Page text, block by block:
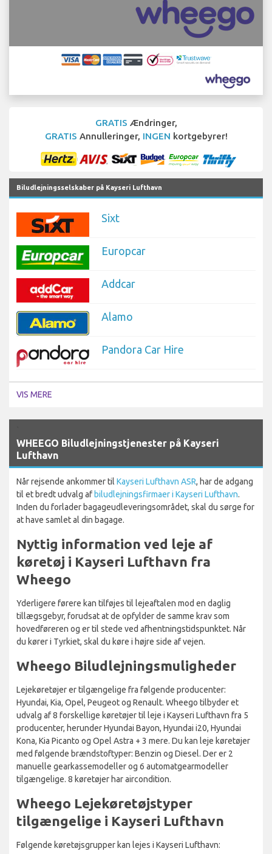
GRATIS Ændringer,
GRATIS Annulleringer, INGEN kortgebyrer!
Biludlejningsselskaber på Kayseri Lufthavn
Sixt
Europcar
Addcar
Alamo
Pandora Car Hire
VIS MERE
WHEEGO Biludlejningstjenester på Kayseri
Lufthavn
Når rejsende ankommer til Kayseri Lufthavn ASR, har de adgang
til et bredt udvalg afbiludlejningsfirmaer i Kayseri Lufthavn.
Inden du forlader bagageudleveringsområdet, skal du sørge for
at have samlet al din bagage.
Nyttig information ved leje af
køretøj i Kayseri Lufthavn fra
Wheego
Yderligere førere kan tilføjes til lejeaftalen mod en daglig
tillægsgebyr, forudsat at de opfylder de samme krav som
hovedføreren og er til stede ved afhentningstidspunktet. Når
du kører i Tyrkiet, skal du køre i højre side af vejen.
Wheego Biludlejningsmuligheder
Lejekøretøjer er tilgængelige fra følgende producenter:
Hyundai, Kia, Opel, Peugeot og Renault. Wheego tilbyder et
udvalg af 8 forskellige køretøjer til leje i Kayseri Lufthavn fra 5
producenter, herunder Hyundai Bayon, Hyundai i20, Hyundai
Kona, Kia Picanto og Opel Astra + 3 mere. Du kan leje køretøjer
med følgende brændstoftyper: Benzin og Diesel. Der er 2
manuelle gearkassemodeller og 6 automatgearmodeller
tilgængelige. 8 køretøjer har aircondition.
Wheego Lejekøretøjstyper
tilgængelige i Kayseri Lufthavn
Følgende køretøjsgrupper kan lejes i Kayseri Lufthavn: